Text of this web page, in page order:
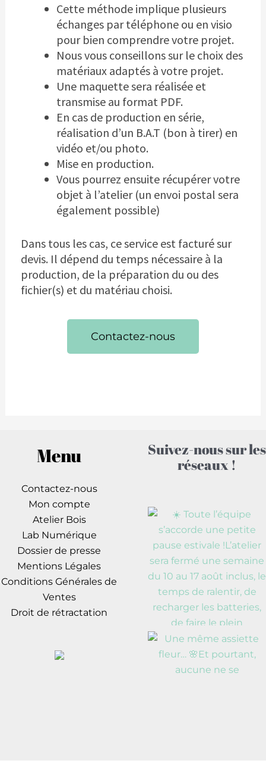
Cette méthode implique plusieurs
échanges par téléphone ou en visio
pour bien comprendre votre projet.
Nous vous conseillons sur le choix des
matériaux adaptés à votre projet.
Une maquette sera réalisée et
transmise au format PDF.
En cas de production en série,
réalisation d’un B.A.T (bon à tirer) en
vidéo et/ou photo.
Mise en production.
Vous pourrez ensuite récupérer votre
objet à l’atelier (un envoi postal sera
également possible)
Dans tous les cas, ce service est facturé sur
devis. Il dépend du temps nécessaire à la
production, de la préparation du ou des
fichier(s) et du matériau choisi.
Contactez-nous
Menu
Contactez-nous
Mon compte
Atelier Bois
Lab Numérique
Dossier de presse
Mentions Légales
Conditions Générales de
Ventes
Droit de rétractation
Suivez-nous sur les
réseaux !